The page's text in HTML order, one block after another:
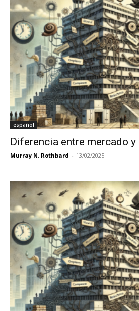
español
Diferencia entre mercado
Murray N. Rothbard - 13/02/2025